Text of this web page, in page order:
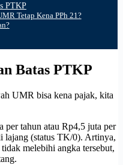
PTKP
Tetap Kena PPh 21?
Batas PTKP
UMR bisa kena pajak, kita
per tahun atau Rp4,5 juta per
lajang (status TK/0). Artinya,
melebihi angka tersebut,